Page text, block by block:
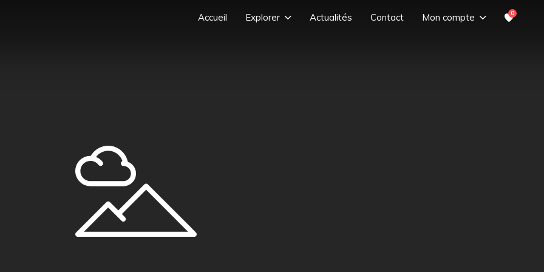
Accueil Explorer Actualités Contact Mon compte 0